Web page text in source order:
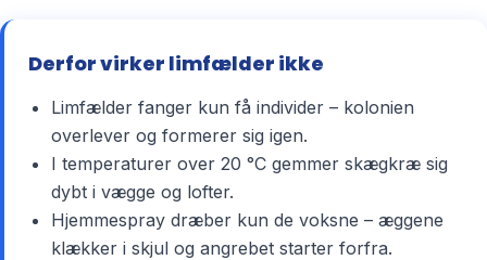
Derfor virker limfælder ikke
Limfælder fanger kun få individer – kolonien
overlever og formerer sig igen.
I temperaturer over 20 °C gemmer skægkræ sig
dybt i vægge og lofter.
Hjemmespray dræber kun de voksne – æggene
klækker i skjul og angrebet starter forfra.